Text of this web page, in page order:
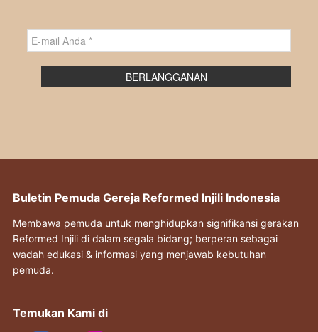
Buletin Pemuda Gereja Reformed Injili Indonesia
Membawa pemuda untuk menghidupkan signifikansi gerakan
Reformed Injili di dalam segala bidang; berperan sebagai
wadah edukasi & informasi yang menjawab kebutuhan
pemuda.
Temukan Kami di